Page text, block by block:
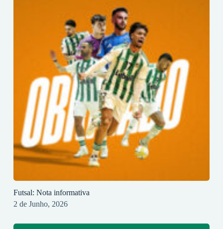
Futsal: Nota informativa
2 de Junho, 2026